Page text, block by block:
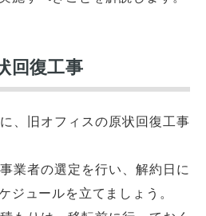
回復工事
、旧オフィスの原状回復工事
業者の選定を行い、解約日に
ジュールを立てましょう。